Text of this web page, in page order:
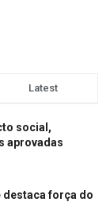
Latest
social,
aprovadas
destaca força do